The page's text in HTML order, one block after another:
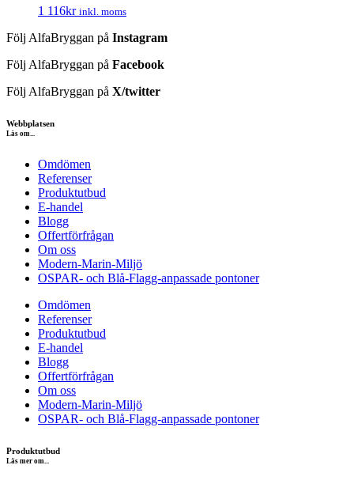
1 116kr inkl. moms
Följ AlfaBryggan på Instagram
Följ AlfaBryggan på Facebook
Följ AlfaBryggan på X/twitter
Webbplatsen
Läs om...
Omdömen
Referenser
Produktutbud
E-handel
Blogg
Offertförfrågan
Om oss
Modern-Marin-Miljö
OSPAR- och Blå-Flagg-anpassade pontoner
Omdömen
Referenser
Produktutbud
E-handel
Blogg
Offertförfrågan
Om oss
Modern-Marin-Miljö
OSPAR- och Blå-Flagg-anpassade pontoner
Produktutbud
Läs mer om...